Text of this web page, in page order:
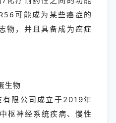
可能成为某些癌症的
物，并且具备成为癌症
生物
限公司成立于2019年
枢神经系统疾病、慢性